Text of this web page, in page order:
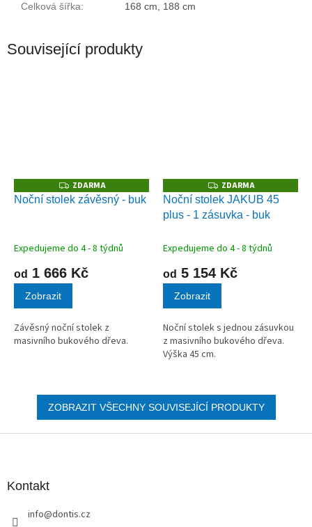
Celková šířka: 168 cm, 188 cm
Související produkty
Z
D
A
ZDARMA
Noční stolek závěsný - buk
Expedujeme do 4 - 8 týdnů
od 1 666 Kč
Zobrazit
Závěsný noční stolek z
masivního bukového dřeva.
Z
D
A
R
ZDARMA
Noční stolek JAKUB 45
plus - 1 zásuvka - buk
Expedujeme do 4 - 8 týdnů
od 5 154 Kč
Zobrazit
Noční stolek s jednou zásuvkou
z masivního bukového dřeva.
Výška 45 cm.
ZOBRAZIT VŠECHNY SOUVISEJÍCÍ PRODUKTY
Kontakt
info@dontis.cz